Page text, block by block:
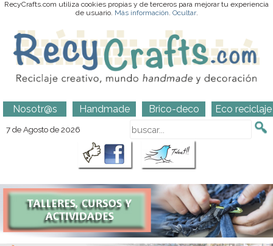
RecyCrafts.com utiliza cookies propias y de terceros para mejorar tu experiencia
de usuario. Más información. Ocultar.
Nosotr@s Handmade Brico-deco Eco reciclaje
7 de Agosto de 2026